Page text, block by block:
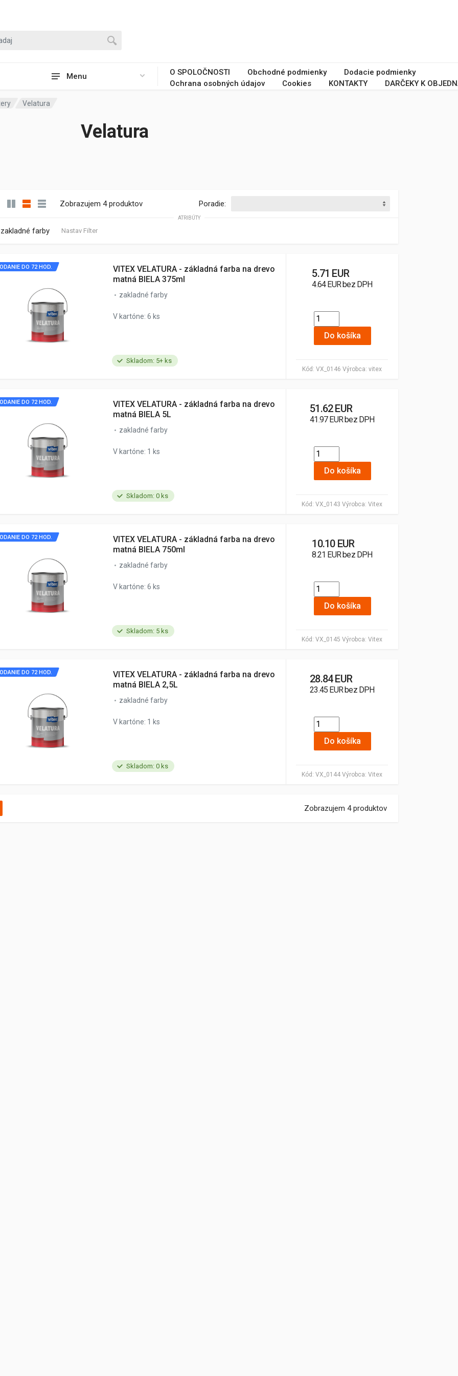
Menu O SPOLOČNOSTI Obchodné podmienky
Dodacie podmienky
Ochrana osobných údajov
Cookies KONTAKTY DARČEKY K
Velatura
Velatura
Zobrazujem 4 produktov Poradie:
ATRIBÚTY
zakladné farby Nastav Filter
Skladom: 5+ ks
Kód: VX_0146 Výrobca: vitex
DO 72 HOD.
VITEX VELATURA - základná farba na drevo
matná BIELA 375ml
zakladné farby
V kartóne: 6 ks
5.71 EUR
4.64 EUR bez DPH
Do košíka
Skladom: 0 ks
Kód: VX_0143 Výrobca: Vitex
DO 72 HOD.
VITEX VELATURA - základná farba na drevo
matná BIELA 5L
zakladné farby
V kartóne: 1 ks
51.62 EUR
41.97 EUR bez DPH
Do košíka
Skladom: 5 ks
Kód: VX_0145 Výrobca: Vitex
DO 72 HOD.
VITEX VELATURA - základná farba na drevo
matná BIELA 750ml
zakladné farby
V kartóne: 6 ks
10.10 EUR
8.21 EUR bez DPH
Do košíka
Skladom: 0 ks
Kód: VX_0144 Výrobca: Vitex
DO 72 HOD.
VITEX VELATURA - základná farba na drevo
matná BIELA 2,5L
zakladné farby
V kartóne: 1 ks
28.84 EUR
23.45 EUR bez DPH
Do košíka
Zobrazujem 4 produktov